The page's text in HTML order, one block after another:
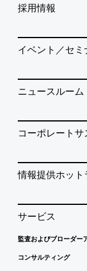
採用情報
イベント／セミ
ニュースルーム
コーポレートサ
情報提供ホット
サービス
監査およびブローダー
コンサルティング